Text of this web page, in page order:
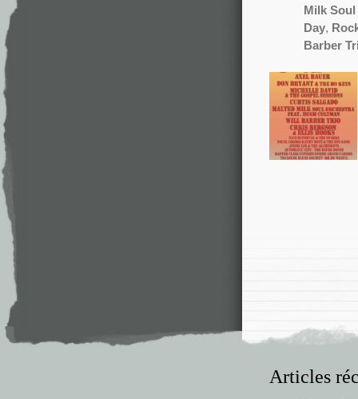
Milk
Day,
Barber
Articles